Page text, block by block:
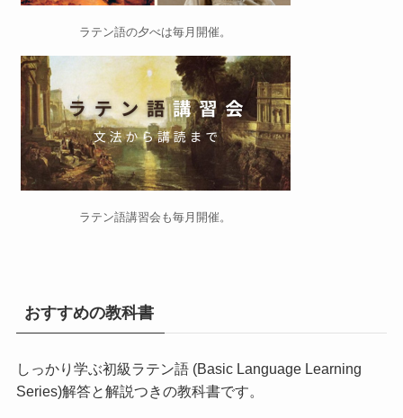
ラテン語の夕べは毎月開催。
ラテン語講習会 も毎月開催。
おすすめの教科書
しっかり学ぶ初級ラテン語 (Basic Language Learning
Series)解答と解説つきの教科書です。